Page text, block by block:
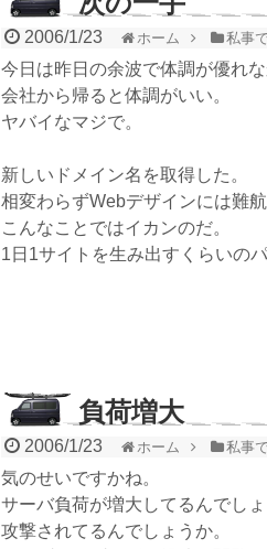
2006/1/23 ホーム 私事
今日は昨日の余波で体調が優れ
会社から帰ると体調がいい。
ヤバイなマジで。
新しいドメイン名を取得した。
相変わらずWebデザインには難航
こんなことではイカンのだ。
1日1サイトを生み出すくらいの
負荷増大
2006/1/23 ホーム 私事
気のせいですかね。
サーバ負荷が増大してるんでしょ
攻撃されてるんでしょうか。